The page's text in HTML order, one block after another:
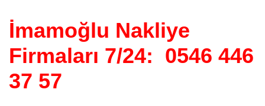
İmamoğlu Nakliye
Firmaları 7/24: 0546 446
37 57